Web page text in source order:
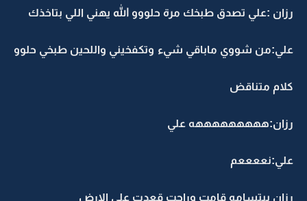
رزان :علي تصدق طبخك مرة حلووو الله يهني اللي بتاخذك
علي:من شووي ماباقي شيء وتكفخيني واللحين طبخي حلوو
كلام متناقض
رزان:هههههههههه علي
علي:نععععم
رزان ببتسامه قامت وراحت قعدت على الارض